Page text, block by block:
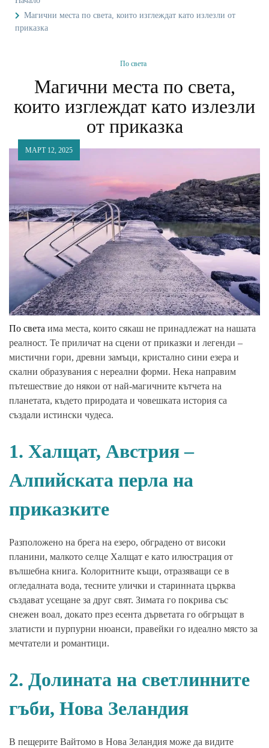
Магични места по света, които изглеждат като излезли от
приказка
По света
Магични места по света,
които изглеждат като излезли
от приказка
МАРТ 12, 2025
По света има места, които сякаш не принадлежат на нашата
реалност. Те приличат на сцени от приказки и легенди –
мистични гори, древни замъци, кристално сини езера и
скални образувания с нереални форми. Нека направим
пътешествие до някои от най-магичните кътчета на
планетата, където природата и човешката история са
създали истински чудеса.
1. Халщат, Австрия –
Алпийската перла на
приказките
Разположено на брега на езеро, обградено от високи
планини, малкото селце Халщат е като илюстрация от
вълшебна книга. Колоритните къщи, отразяващи се в
огледалната вода, тесните улички и старинната църква
създават усещане за друг свят. Зимата го покрива със
снежен воал, докато през есента дърветата го обгръщат в
златисти и пурпурни нюанси, правейки го идеално място за
мечтатели и романтици.
2. Долината на светлинните
гъби, Нова Зеландия
В пещерите Вайтомо в Нова Зеландия може да видите